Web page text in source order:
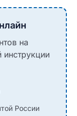
на
инструкции
России